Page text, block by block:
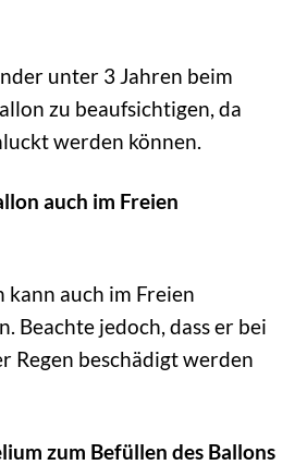
unter 3 Jahren beim
zu beaufsichtigen, da
werden können.
auch im Freien
kann auch im Freien
Beachte jedoch, dass er bei
Regen beschädigt werden
zum Befüllen des Ballons